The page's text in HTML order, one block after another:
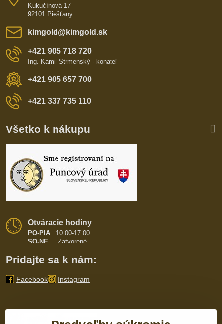
Kukučínová 17
92101 Piešťany
kimgold​@kimgold​.sk
+421 905 718 720
Ing. Kamil Strmenský - konateľ
+421 905 657 700
+421 337 735 110
Všetko k nákupu
Otváracie hodiny
PO-PIA
10:00-17:00
SO-NE Zatvorené
Pridajte sa k nám:
Facebook Instagram